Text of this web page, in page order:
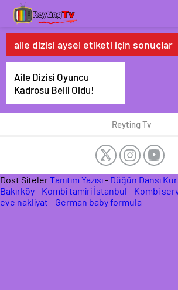
aile dizisi aysel etiketi için sonuçlar
Aile Dizisi Oyuncu
Kadrosu Belli Oldu!
Reyting Tv
Dost SitelerTanıtım Yazısı- Düğün Dansı
Bakırköy- Kombi tamiri İstanbul - Kombi
eve nakliyat - German baby formula